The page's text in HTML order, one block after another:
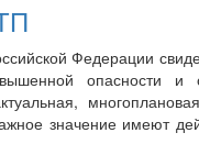
Федерации
опасности и
значение имеют